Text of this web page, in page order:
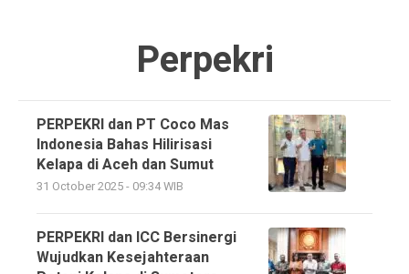
Perpekri
PERPEKRI dan PT Coco Mas
Indonesia Bahas Hilirisasi
Kelapa di Aceh dan Sumut
31 October 2025 - 09:34 WIB
PERPEKRI dan ICC Bersinergi
Wujudkan Kesejahteraan